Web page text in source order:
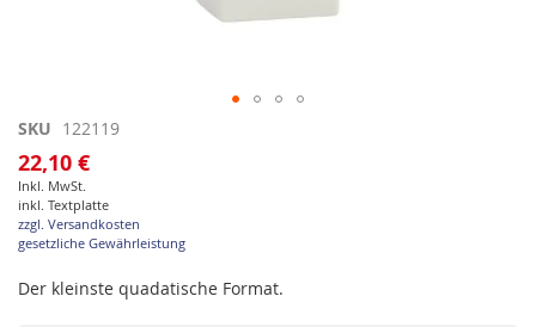
Zum
Anfang
der
Bildgalerie
springen
SKU 122119
22,10 €
Inkl. MwSt.
inkl. Textplatte
zzgl. Versandkosten
gesetzliche Gewährleistung
Der kleinste quadatische Format.